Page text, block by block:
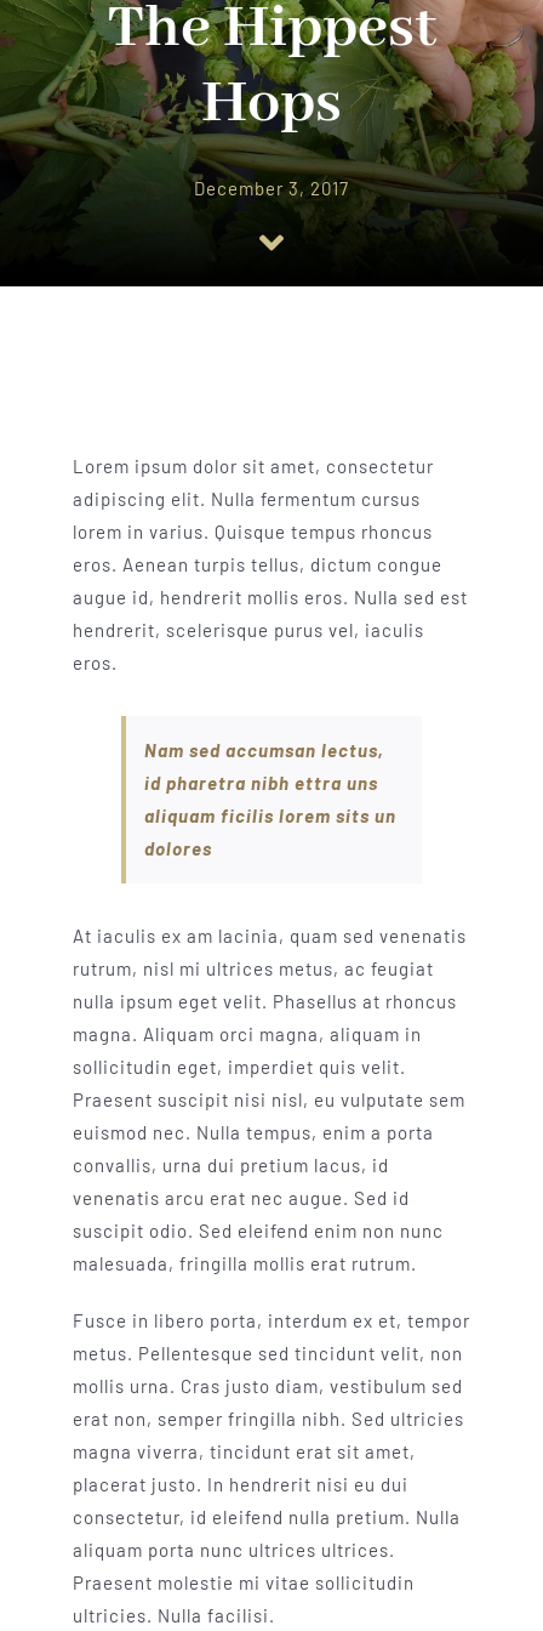
About Us
Catalog
The Hippest
Hops
December 3, 2017
Lorem ipsum dolor sit amet, consectetur
adipiscing elit. Nulla fermentum cursus
lorem in varius. Quisque tempus rhoncus
eros. Aenean turpis tellus, dictum congue
augue id, hendrerit mollis eros. Nulla sed est
hendrerit, scelerisque purus vel, iaculis
eros.
Nam sed accumsan lectus,
id pharetra nibh ettra uns
aliquam ficilis lorem sits un
dolores
At iaculis ex am lacinia, quam sed venenatis
rutrum, nisl mi ultrices metus, ac feugiat
nulla ipsum eget velit. Phasellus at rhoncus
magna. Aliquam orci magna, aliquam in
sollicitudin eget, imperdiet quis velit.
Praesent suscipit nisi nisl, eu vulputate sem
euismod nec. Nulla tempus, enim a porta
convallis, urna dui pretium lacus, id
venenatis arcu erat nec augue. Sed id
suscipit odio. Sed eleifend enim non nunc
malesuada, fringilla mollis erat rutrum.
Fusce in libero porta, interdum ex et, tempor
metus. Pellentesque sed tincidunt velit, non
mollis urna. Cras justo diam, vestibulum sed
erat non, semper fringilla nibh. Sed ultricies
magna viverra, tincidunt erat sit amet,
placerat justo. In hendrerit nisi eu dui
consectetur, id eleifend nulla pretium. Nulla
aliquam porta nunc ultrices ultrices.
Praesent molestie mi vitae sollicitudin
ultricies. Nulla facilisi.